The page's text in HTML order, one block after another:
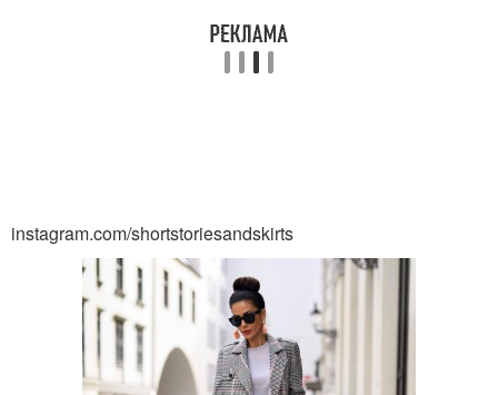
instagram.com/shortstoriesandskirts